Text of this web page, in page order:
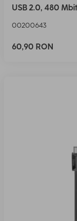
USB 2.0, 480
00200643
60,90 RON